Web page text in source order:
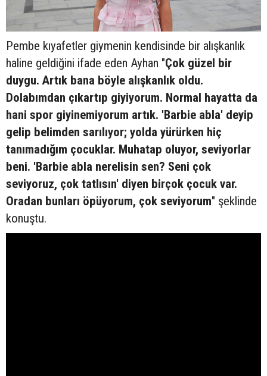
Pembe kıyafetler giymenin kendisinde bir alışkanlık
haline geldiğini ifade eden Ayhan "Çok güzel bir
duygu. Artık bana böyle alışkanlık oldu.
Dolabımdan çıkartıp giyiyorum. Normal hayatta da
hani spor giyinemiyorum artık. 'Barbie abla' deyip
gelip belimden sarılıyor; yolda yürürken hiç
tanımadığım çocuklar. Muhatap oluyor, seviyorlar
beni. 'Barbie abla nerelisin sen? Seni çok
seviyoruz, çok tatlısın' diyen birçok çocuk var.
Oradan bunları öpüyorum, çok seviyorum" şeklinde
konuştu.